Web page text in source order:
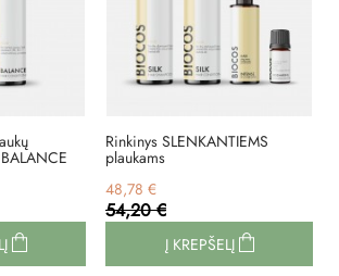
Rinkinys SLENKANTIEMS
plaukams
48,78 €
54,20 €
Į KREPŠELĮ